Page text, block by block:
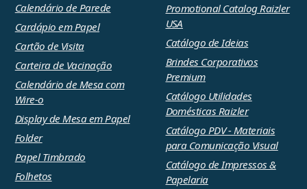
Calendário de Parede
Cardápio em Papel
Cartão de Visita
Carteira de Vacinação
Calendário de Mesa com
Wire-o
Display de Mesa em Papel
Folder
Papel Timbrado
Folhetos
Promotional Catalog Raizler
USA
Catálogo de Ideias
Brindes Corporativos
Premium
Catálogo Utilidades
Domésticas Raizler
Catálogo PDV - Materiais
para Comunicação Visual
Catálogo de Impressos &
Papelaria